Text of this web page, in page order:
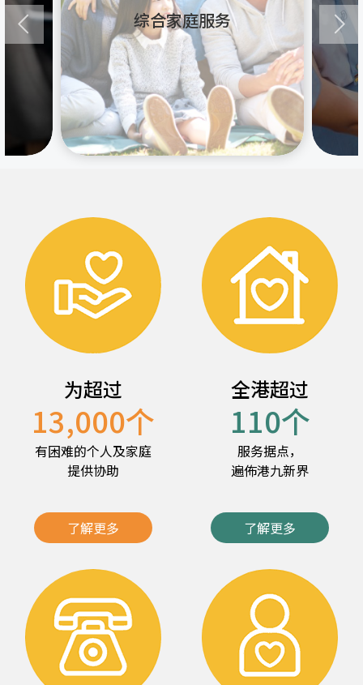
综合家庭服务
为超过
13,000个
有困难的个人及家庭
提供协助
了解更多
全港超过
110个
服务据点，
遍佈港九新界
了解更多